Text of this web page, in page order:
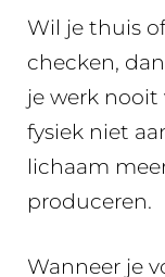
Wil je thuis
checken,
je werk nooit
fysiek niet
lichaam
produceren.
Wanneer je